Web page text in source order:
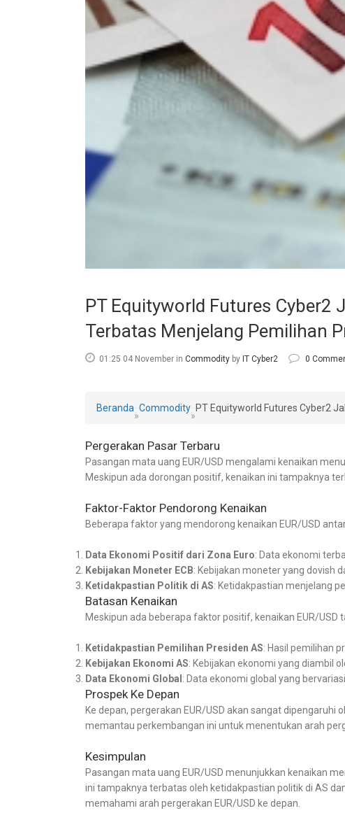
PT Equityworld Futures Cyber2
Terbatas Menjelang Pemilihan
01:25 04 November in Commodity by IT Cyber2 0
Beranda
»
Commodity
»
PT Equityworld Futures Cyber2
Pergerakan Pasar Terbaru
Pasangan mata uang EUR/USD mengalami kenaikan
Meskipun ada dorongan positif, kenaikan ini tampaknya
Faktor-Faktor Pendorong Kenaikan
Beberapa faktor yang mendorong kenaikan EUR/USD
Data Ekonomi Positif dari Zona Euro: Data ekonomi
Kebijakan Moneter ECB: Kebijakan moneter yang dovish
Ketidakpastian Politik di AS: Ketidakpastian menjelang
Batasan Kenaikan
Meskipun ada beberapa faktor positif, kenaikan EUR/USD
Ketidakpastian Pemilihan Presiden AS: Hasil pemilihan
Kebijakan Ekonomi AS: Kebijakan ekonomi yang diambil
Data Ekonomi Global : Data ekonomi global yang
Prospek Ke Depan
Ke depan, pergerakan EUR/USD akan sangat
memantau perkembangan ini untuk menentukan arah
Kesimpulan
Pasangan mata uang EUR/USD menunjukkan kenaikan
ini tampaknya terbatas oleh ketidakpastian politik di AS
memahami arah pergerakan EUR/USD ke depan.